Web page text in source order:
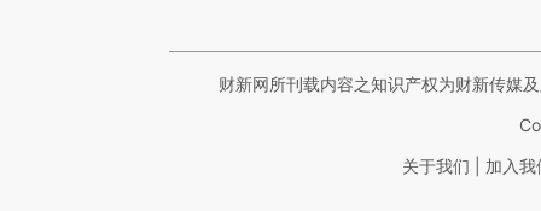
财新网所刊载内容之知识产权为财新传媒
关于我们 加入我